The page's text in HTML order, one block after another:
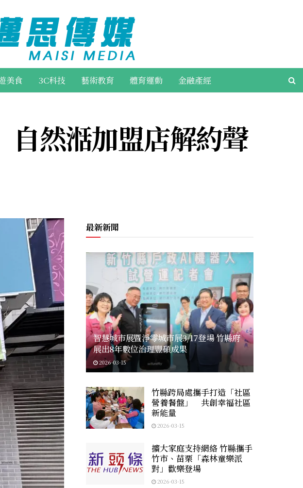
美食 3C科技 藝術教育 體育運動 金融產經
然湉加盟店解約聲
最新新聞
智慧城市展暨淨零城市展3/17登場 竹縣府
展出8年數位治理豐碩成果
2026-03-15
竹縣跨局處攜手打造「社區
營養餐盤」 共創幸福社區
新能量
2026-03-15
擴大家庭支持網絡 竹縣攜手
竹市、苗栗「森林童樂派
對」歡樂登場
2026-03-15